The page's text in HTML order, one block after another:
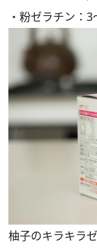
・粉ゼラチン：3
柚子のキラキラ